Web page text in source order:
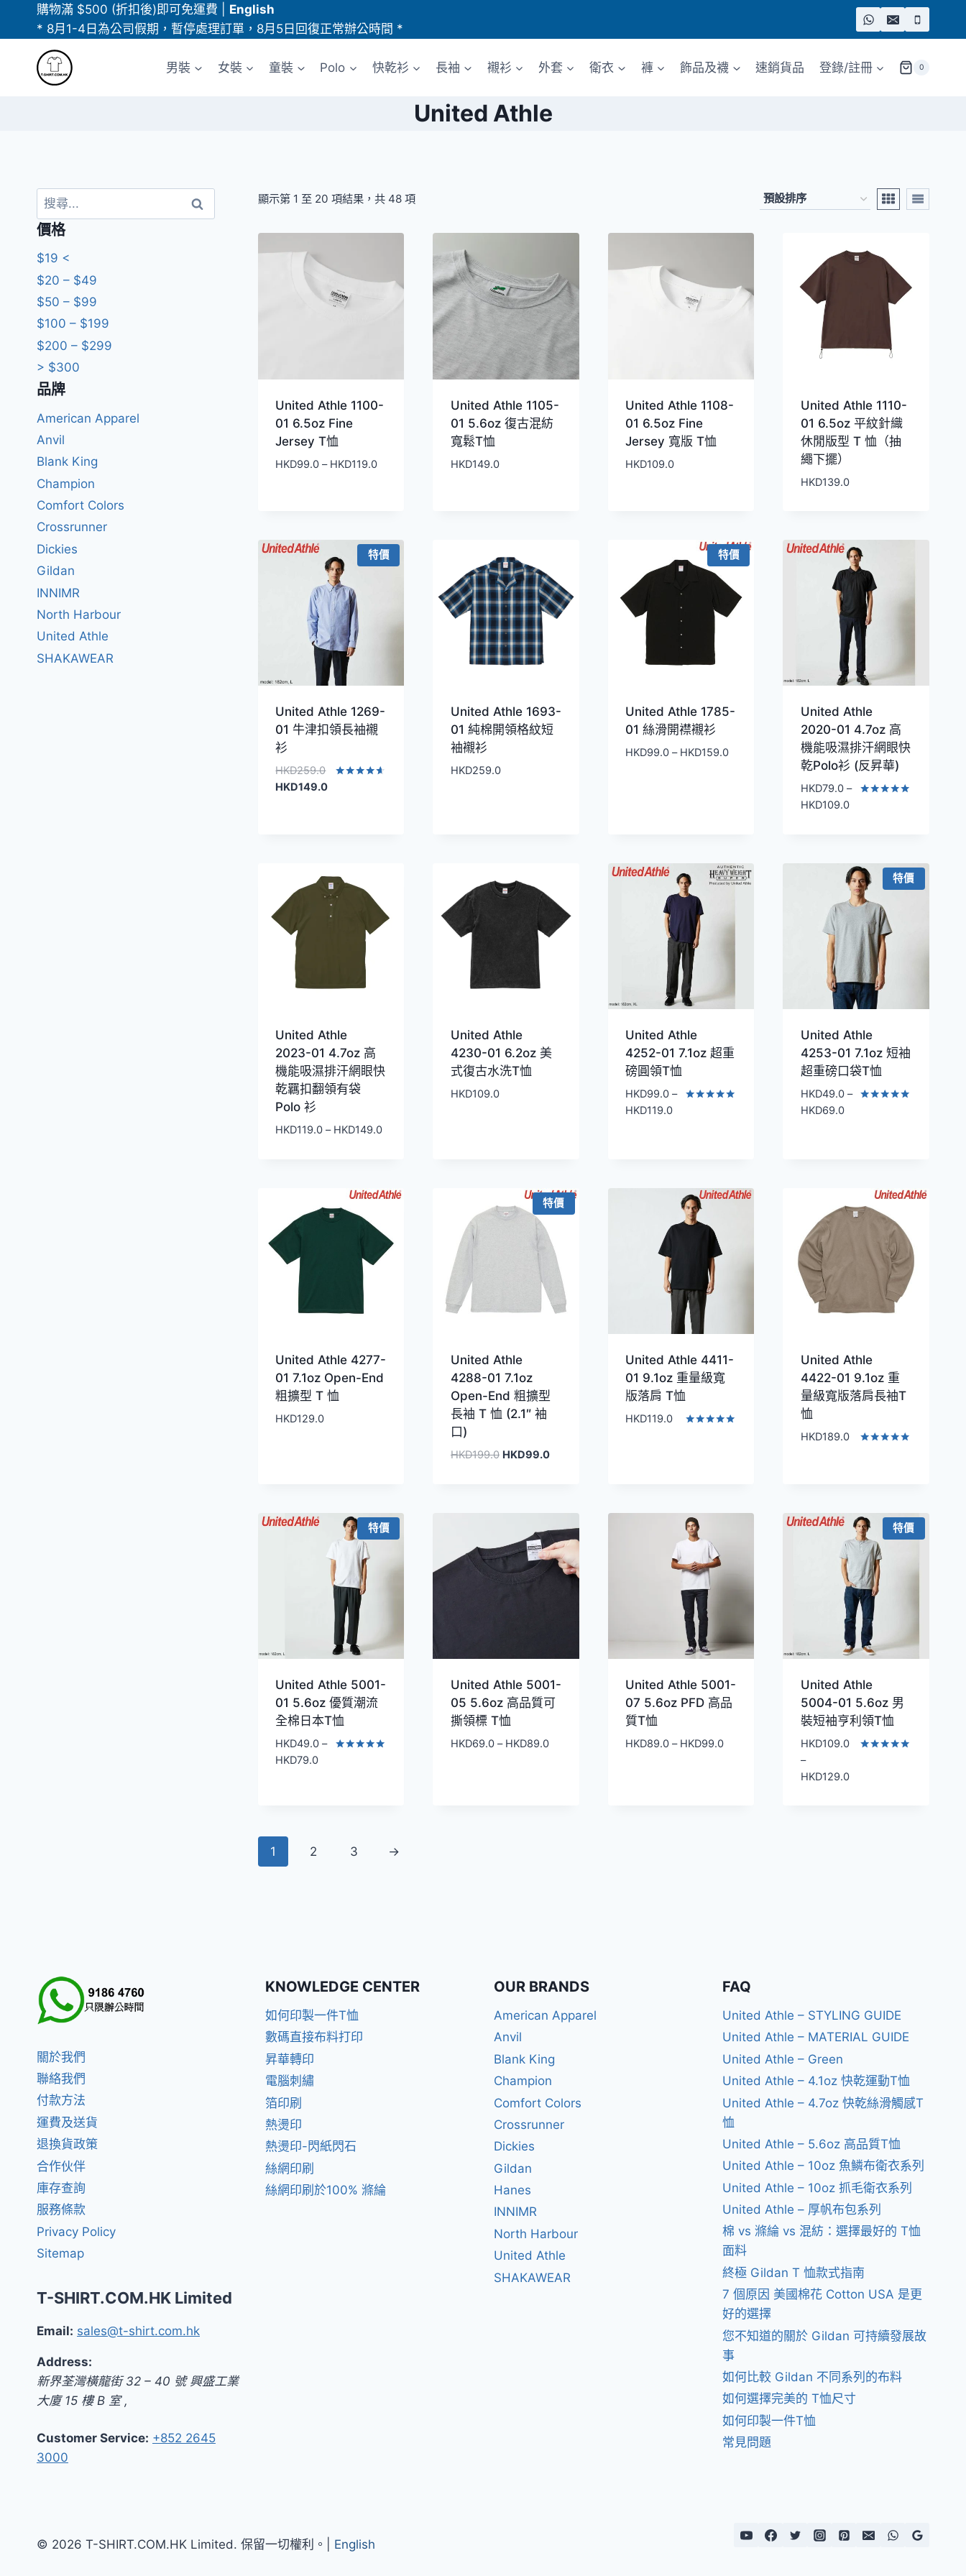
購物滿 $500 (折扣後)即可免運費
English
* 8月1-4日為公司假期，暫停處理訂單，8月5日回復正常辦公時間 *
男裝 女裝 童裝 Polo 快乾衫 長袖 襯衫 外套 衛衣 褲 飾品及襪 速銷貨品 登錄/註冊 0
United Athle
顯示第 1 至 20 項結果，共 48 項
United Athle 1100-
01 6.5oz Fine
Jersey T恤
HKD99.0 – HKD119.0價
到
HKD119.0
United Athle 1105-
01 5.6oz 復古混紡
寬鬆T恤
HKD149.0
United Athle 1108-
01 6.5oz Fine
Jersey 寬版 T恤
HKD109.0
United Athle 1110-
01 6.5oz 平紋針織
休閒版型 T 恤（抽
繩下擺）
HKD139.0
特價
United Athle 1269-
01 牛津扣領長袖襯
衫
HKD259.0原
始
HKD149.0目
United Athle 1693-
01 純棉開領格紋短
袖襯衫
HKD259.0
特價
United Athle 1785-
01 絲滑開襟襯衫
HKD99.0 – HKD159.0價
United Athle
2020-01 4.7oz 高
機能吸濕排汗網眼快
乾Polo衫 (反昇華)
HKD79.0 –
HKD109.0價
HKD79.0
到
HKD109.0
United Athle
2023-01 4.7oz 高
機能吸濕排汗網眼快
乾羈扣翻領有袋
Polo 衫
HKD119.0 – HKD149.0價
HKD119.0
United Athle
4230-01 6.2oz 美
式復古水洗T恤
HKD109.0
United Athle
4252-01 7.1oz 超重
磅圓領T恤
HKD99.0 –
HKD119.0價
HKD119.0
特價
United Athle
4253-01 7.1oz 短袖
超重磅口袋T恤
HKD49.0 –
HKD69.0價
HKD69.0
United Athle 4277-
01 7.1oz Open-End
粗擴型 T 恤
HKD129.0
特價
United Athle
4288-01 7.1oz
Open-End 粗擴型
長袖 T 恤 (2.1″ 袖
口)
HKD199.0 原
HKD99.0目
United Athle 4411-
01 9.1oz 重量級寬
版落肩 T恤
HKD119.0
United Athle
4422-01 9.1oz 重
量級寬版落肩長袖T
恤
HKD189.0
特價
United Athle 5001-
01 5.6oz 優質潮流
全棉日本T恤
HKD49.0 –
HKD79.0價
HKD79.0
United Athle 5001-
05 5.6oz 高品質可
撕領標 T恤
HKD69.0 – HKD89.0價
United Athle 5001-
07 5.6oz PFD 高品
質T恤
HKD89.0 – HKD99.0價
特價
United Athle
5004-01 5.6oz 男
裝短袖亨利領T恤
HKD109.0
–
HKD129.0價
1 2 3 →
搜
尋
關
鍵
字:
價格
$19 <
$20 – $49
$50 – $99
$100 – $199
$200 – $299
> $300
品牌
American Apparel
Anvil
Blank King
Champion
Comfort Colors
Crossrunner
Dickies
Gildan
INNIMR
North Harbour
United Athle
SHAKAWEAR
關於我們
聯絡我們
付款方法
運費及送貨
退換貨政策
合作伙伴
庫存查詢
服務條款
Privacy Policy
Sitemap
T-SHIRT.COM.HK Limited
Email: sales@t-shirt.com.hk
Address:
新界荃灣橫龍街 32 – 40 號 興盛工業
大廈 15 樓 B 室,
Customer Service: +852 2645
3000
KNOWLEDGE CENTER
如何印製一件T恤
數碼直接布料打印
昇華轉印
電腦刺繡
箔印刷
熱燙印
熱燙印-閃紙閃石
絲網印刷
絲網印刷於100% 滌綸
OUR BRANDS
American Apparel
Anvil
Blank King
Champion
Comfort Colors
Crossrunner
Dickies
Gildan
Hanes
INNIMR
North Harbour
United Athle
SHAKAWEAR
FAQ
United Athle – STYLING GUIDE
United Athle – MATERIAL GUIDE
United Athle – Green
United Athle – 4.1oz 快乾運動T恤
United Athle – 4.7oz 快乾絲滑觸感T
恤
United Athle – 5.6oz 高品質T恤
United Athle – 10oz 魚鱗布衛衣系列
United Athle – 10oz 抓毛衛衣系列
United Athle – 厚帆布包系列
棉 vs 滌綸 vs 混紡：選擇最好的 T恤
面料
終極 Gildan T 恤款式指南
7 個原因 美國棉花 Cotton USA 是更
好的選擇
您不知道的關於 Gildan 可持續發展故
事
如何比較 Gildan 不同系列的布料
如何選擇完美的 T恤尺寸
如何印製一件T恤
常見問題
© 2026 T-SHIRT.COM.HK Limited. 保留一切權利。| English